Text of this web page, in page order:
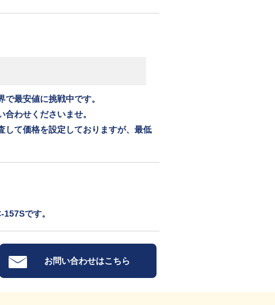
最安値に挑戦中です。
わせくださいませ。
て価格を設定しておりますが、最低
です。
お問い合わせはこちら